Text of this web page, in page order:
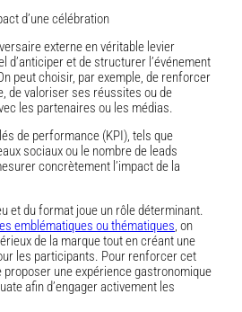
d’une célébration
externe en véritable levier
d’anticiper et de structurer l’événement
peut choisir, par exemple, de renforcer
de valoriser ses réussites ou de
les partenaires ou les médias.
de performance (KPI), tels que
sociaux ou le nombre de leads
concrètement l’impact de la
et du format joue un rôle déterminant.
emblématiques ou thématiques, on
de la marque tout en créant une
les participants. Pour renforcer cet
une expérience gastronomique
afin d’engager activement les